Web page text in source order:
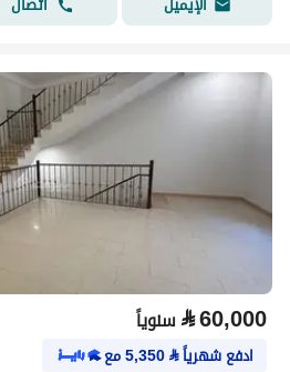
⃁60,000 سنوياً
ادفع شهرياً⃁
5,350مع